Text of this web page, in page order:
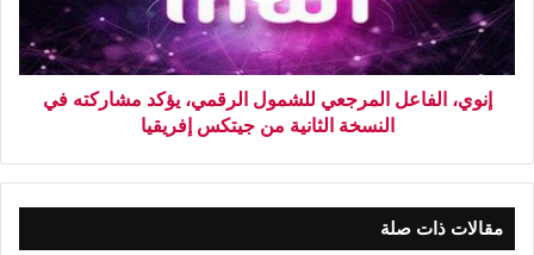
إنوي، الفاعل المرجعي للشمول الرقمي، يؤكد مشاركته في
النسخة الثانية من جيتكس إفريقيا
مقالات ذات صلة